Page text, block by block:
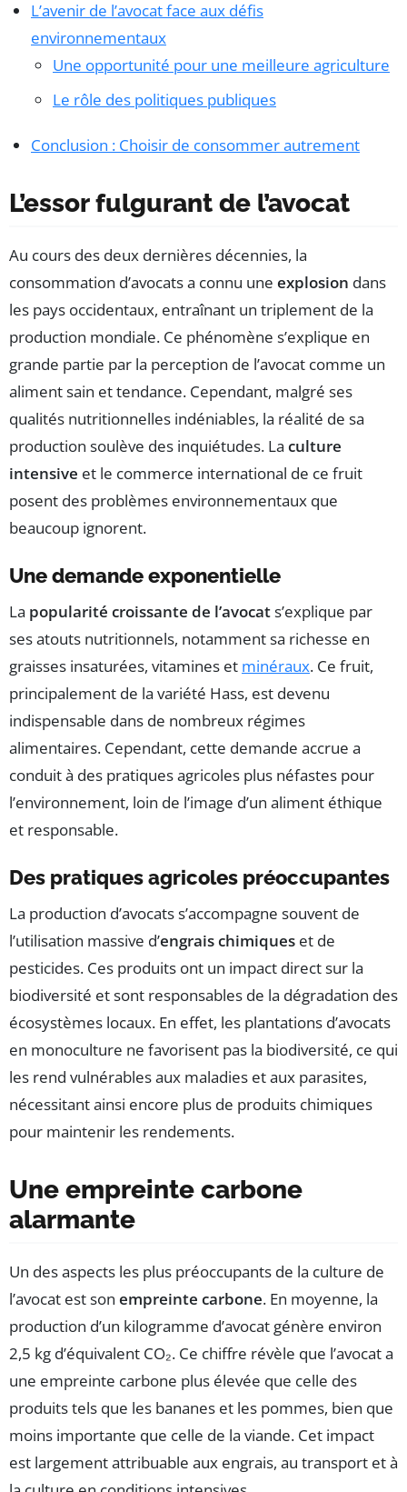
L’avenir de l’avocat face aux défis
environnementaux
Une opportunité pour une meilleure agriculture
Le rôle des politiques publiques
Conclusion : Choisir de consommer autrement
L’essor fulgurant de l’avocat
Au cours des deux dernières décennies, la
consommation d’avocats a connu une explosion dans
les pays occidentaux, entraînant un triplement de la
production mondiale. Ce phénomène s’explique en
grande partie par la perception de l’avocat comme un
aliment sain et tendance. Cependant, malgré ses
qualités nutritionnelles indéniables, la réalité de sa
production soulève des inquiétudes. La culture
intensive et le commerce international de ce fruit
posent des problèmes environnementaux que
beaucoup ignorent.
Une demande exponentielle
La popularité croissante de l’avocats’explique par
ses atouts nutritionnels, notamment sa richesse en
graisses insaturées, vitamines et minéraux. Ce fruit,
principalement de la variété Hass, est devenu
indispensable dans de nombreux régimes
alimentaires. Cependant, cette demande accrue a
conduit à des pratiques agricoles plus néfastes pour
l’environnement, loin de l’image d’un aliment éthique
et responsable.
Des pratiques agricoles préoccupantes
La production d’avocats s’accompagne souvent de
l’utilisation massive d’engrais chimiques et de
pesticides. Ces produits ont un impact direct sur la
biodiversité et sont responsables de la dégradation des
écosystèmes locaux. En effet, les plantations d’avocats
en monoculture ne favorisent pas la biodiversité, ce qui
les rend vulnérables aux maladies et aux parasites,
nécessitant ainsi encore plus de produits chimiques
pour maintenir les rendements.
Une empreinte carbone
alarmante
Un des aspects les plus préoccupants de la culture de
l’avocat est son empreinte carbone. En moyenne, la
production d’un kilogramme d’avocat génère environ
2,5 kg d’équivalent CO₂. Ce chiffre révèle que l’avocat a
une empreinte carbone plus élevée que celle des
produits tels que les bananes et les pommes, bien que
moins importante que celle de la viande. Cet impact
est largement attribuable aux engrais, au transport et à